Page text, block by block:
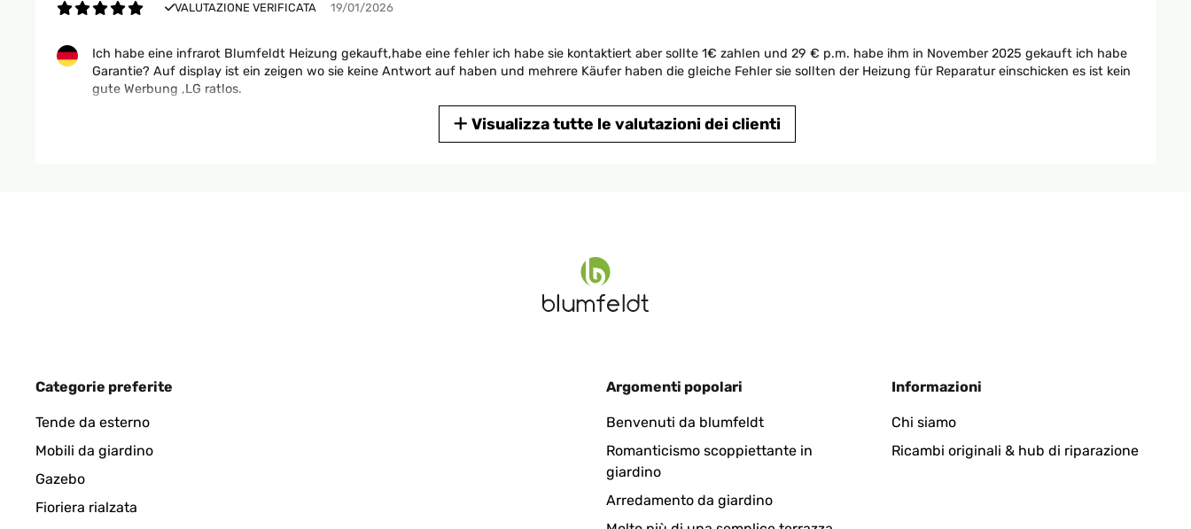
VALUTAZIONE VERIFICATA 19/01/2026
Ich habe eine infrarot Blumfeldt Heizung gekauft,habe eine fehler ich habe sie kontaktiert aber sollte 1€ zahlen und 29 € p.m. habe ihm in November 2025 gekauft ich habe
Garantie? Auf display ist ein zeigen wo sie keine Antwort auf haben und mehrere Käufer haben die gleiche Fehler sie sollten der Heizung für Reparatur einschicken es ist kein
gute Werbung ,LG ratlos.
Visualizza tutte le valutazioni dei clienti
Categorie preferite
Tende da esterno
Mobili da giardino
Gazebo
Fioriera rialzata
Argomenti popolari
Benvenuti da blumfeldt
Romanticismo scoppiettante in
giardino
Arredamento da giardino
Informazioni
Chi siamo
Ricambi originali & hub di riparazione